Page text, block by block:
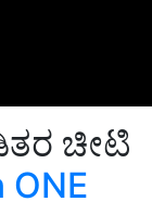
ಚೀಟಿ
ONE